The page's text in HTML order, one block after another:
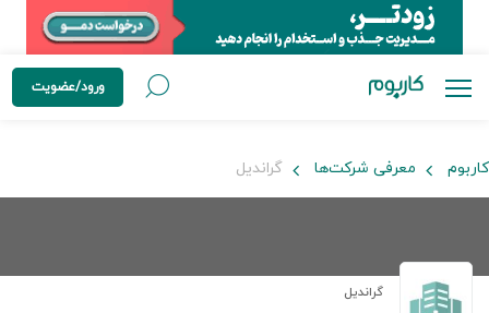
ورود/عضویت
کاربوم معرفی شرکت‌ها گراندیل
گراندیل